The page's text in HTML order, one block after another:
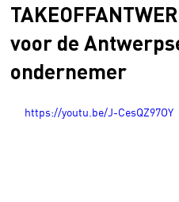
voor de
ondernemer
https://youtu.be/J-CesQZ97OY